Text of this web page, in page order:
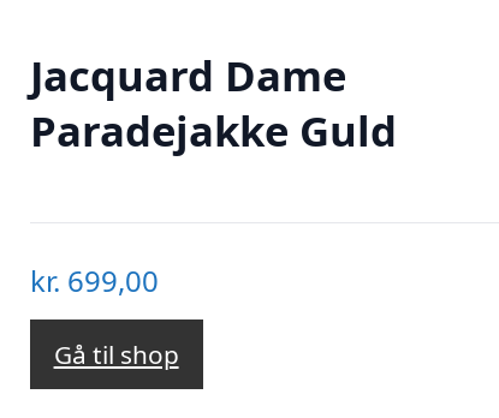
Jacquard Dame
Paradejakke Guld
kr. 699,00
Gå til shop